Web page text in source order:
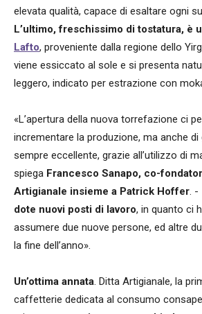
elevata qualità, capace di esaltare ogni
L’ultimo, freschissimo di tostatura, è
Lafto, proveniente dalla regione dello
viene essiccato al sole e si presenta
leggero, indicato per estrazione con
«L’apertura della nuova torrefazione ci
incrementare la produzione, ma anche
sempre eccellente, grazie all’utilizzo di
spiega Francesco Sanapo, co-
Artigianale insieme a Patrick Hoffer .
dote nuovi posti di lavoro, in quanto ci
assumere due nuove persone, ed altre
la fine dell’anno».
Un’ottima annata . Ditta Artigianale, la
caffetterie dedicata al consumo